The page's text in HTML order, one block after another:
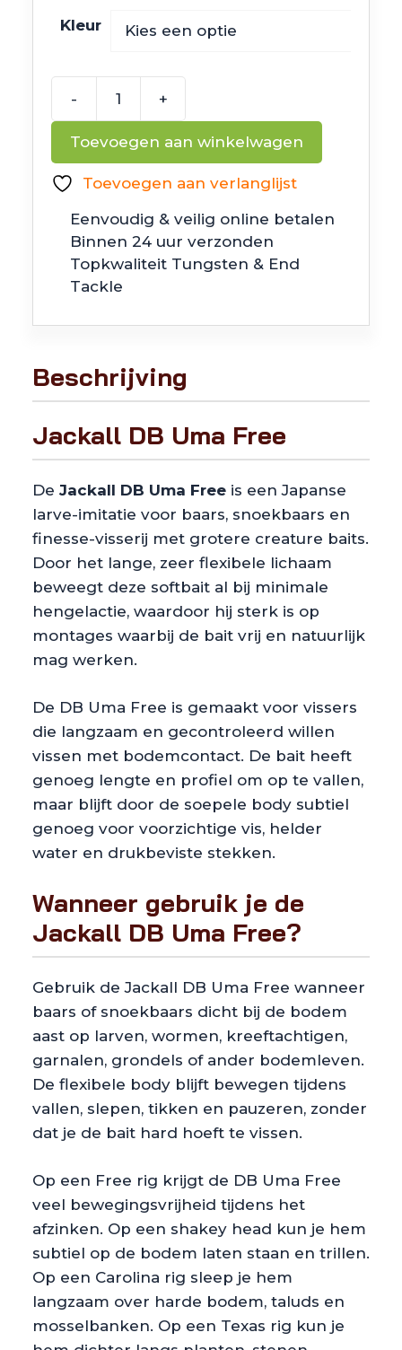
Kleur
-
Uma
+
Toevoegen aan winkelwagen
Toevoegen aan verlanglijst
Eenvoudig & veilig online betalen
Binnen 24 uur verzonden
Topkwaliteit Tungsten & End
Tackle
Beschrijving
Jackall DB Uma Free
De Jackall DB Uma Free is een Japanse
larve-imitatie voor baars, snoekbaars en
finesse-visserij met grotere creature baits.
Door het lange, zeer flexibele lichaam
beweegt deze softbait al bij minimale
hengelactie, waardoor hij sterk is op
montages waarbij de bait vrij en natuurlijk
mag werken.
De DB Uma Free is gemaakt voor vissers
die langzaam en gecontroleerd willen
vissen met bodemcontact. De bait heeft
genoeg lengte en profiel om op te vallen,
maar blijft door de soepele body subtiel
genoeg voor voorzichtige vis, helder
water en drukbeviste stekken.
Wanneer gebruik je de
Jackall DB Uma Free?
Gebruik de Jackall DB Uma Free wanneer
baars of snoekbaars dicht bij de bodem
aast op larven, wormen, kreeftachtigen,
garnalen, grondels of ander bodemleven.
De flexibele body blijft bewegen tijdens
vallen, slepen, tikken en pauzeren, zonder
dat je de bait hard hoeft te vissen.
Op een Free rig krijgt de DB Uma Free
veel bewegingsvrijheid tijdens het
afzinken. Op een shakey head kun je hem
subtiel op de bodem laten staan en trillen.
Op een Carolina rig sleep je hem
langzaam over harde bodem, taluds en
mosselbanken. Op een Texas rig kun je